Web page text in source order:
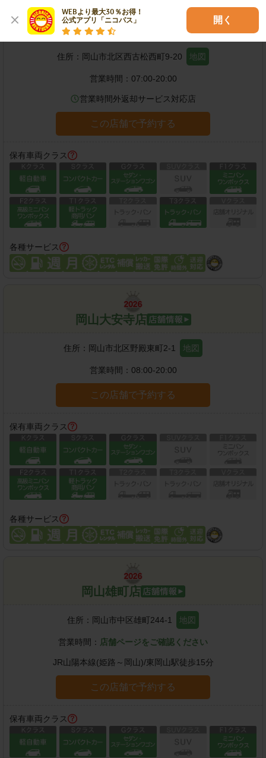
WEBより最大30％お得！
公式アプリ「ニコパス」
開く
岡山西古松店
住所： 岡山市北区西古松西町9-20 地図
営業時間： 07:00-20:00
営業時間外返却サービス対応店
この店舗で予約する
保有車両クラス
各種サービス
岡山大安寺店
住所： 岡山市北区野殿東町2-1 地図
営業時間： 08:00-20:00
この店舗で予約する
保有車両クラス
各種サービス
岡山雄町店
住所： 岡山市中区雄町244-1 地図
営業時間： 店舗ページをご確認ください
JR山陽本線(姫路～岡山)/東岡山駅徒歩15分
この店舗で予約する
保有車両クラス